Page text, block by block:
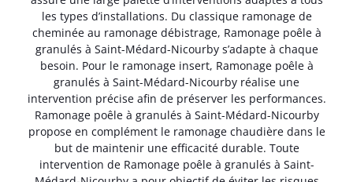
les types d’installations. Du classique ramonage de
cheminée au ramonage débistrage, Ramonage poêle à
granulés à Saint-Médard-Nicourby s’adapte à chaque
besoin. Pour le ramonage insert, Ramonage poêle à
granulés à Saint-Médard-Nicourby réalise une
intervention précise afin de préserver les performances.
Ramonage poêle à granulés à Saint-Médard-Nicourby
propose en complément le ramonage chaudière dans le
but de maintenir une efficacité durable. Toute
intervention de Ramonage poêle à granulés à Saint-